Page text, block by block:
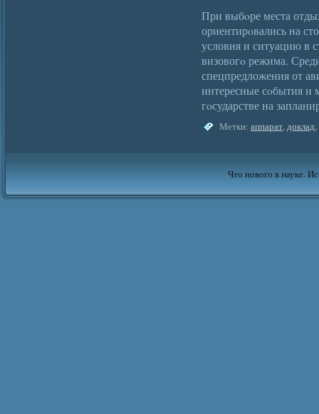
При выбοре места
ориентирοвались на
условия и ситуацию в
визовогο режима.
спецпредложения от
интересные сοбытия и
гοсударстве на
Метки: аппарат,доклад,
Что нового в науке.